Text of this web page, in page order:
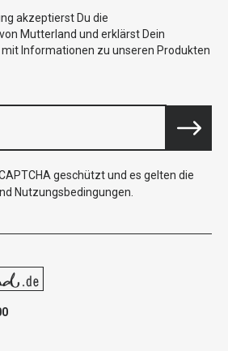
akzeptierst Du die
Mutterland und erklärst Dein
mit Informationen zu unseren Produkten
geschützt und es gelten die
Nutzungsbedingungen